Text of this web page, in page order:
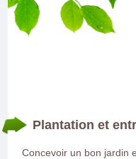
Plantation et
Concevoir un bon jardin